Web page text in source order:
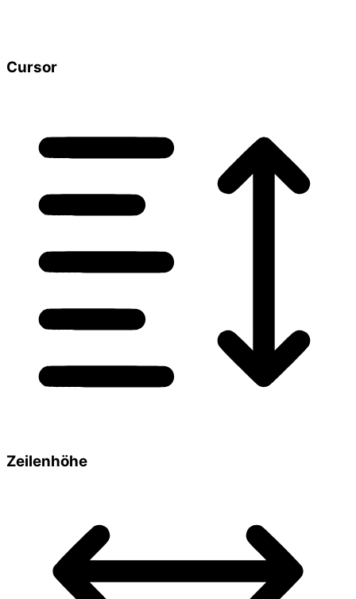
Cursor
Zeilenhöhe